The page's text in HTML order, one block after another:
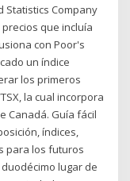
Statistics Company
que incluía
con Poor's
un índice
los primeros
la cual incorpora
Canadá. Guía fácil
índices,
para los futuros
lugar de